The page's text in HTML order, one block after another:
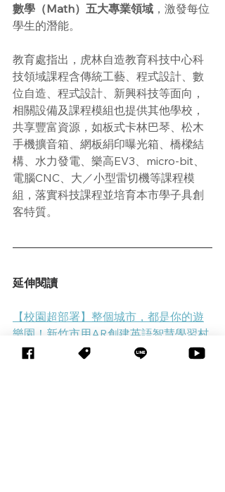
數學（Math）五大專業領域 ，激發每位
學生的潛能。
教育處指出，虎林自造教育科技中心科
技領域課程含傳統工藝、程式設計、數
位自造、程式設計、新興科技等面向，
相關設備及課程模組也提供其他學校，
共享豐富資源，如板式卡林巴琴、松木
手機擴音箱、網板絹印曝光箱、橋樑結
構、水力發電、樂高EV3、micro-bit、
電腦CNC、大／小型雷切機等課程模
組，落實科技課程並培育本市學子具創
客特質。
延伸閱讀
【校園超部署】整個城市，都是你的遊
樂園！新竹市用AR創建英語智慧學習村